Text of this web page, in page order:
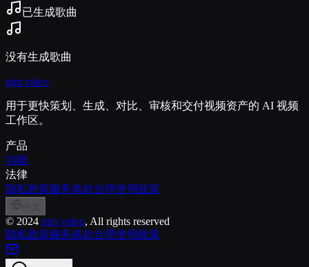
已生成歌曲
没有生成歌曲
nim video
用于更快策划、生成、对比、审核和交付视频资产的 AI 视频
工作区。
产品
功能
法律
隐私政策服务条款合理使用政策
© 2024 nim video, All rights reserved
隐私政策服务条款合理使用政策